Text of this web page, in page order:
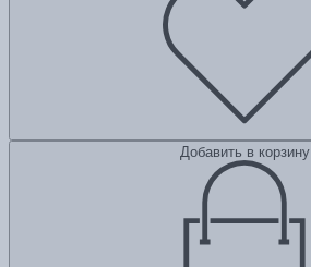
Добавить в корзину